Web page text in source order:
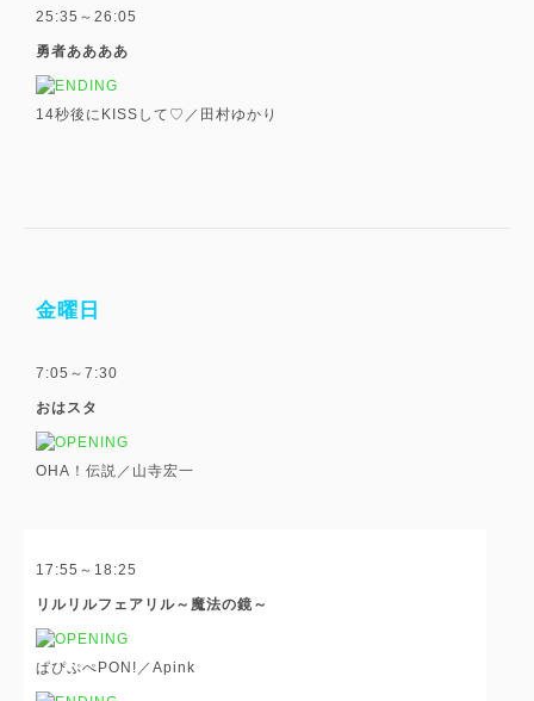
25:35～26:05
勇者ああああ
14秒後にKISSして♡／田村ゆかり
金曜日
7:05～7:30
おはスタ
OHA！伝説／山寺宏一
17:55～18:25
リルリルフェアリル～魔法の鏡～
ぱぴぷぺPON!／Apink